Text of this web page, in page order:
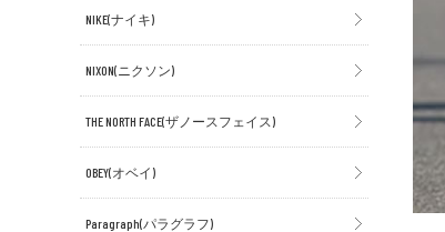
NIKE(ナイキ)
NIXON(ニクソン)
THE NORTH FACE(ザノースフェイス)
OBEY(オベイ)
Paragraph(パラグラフ)